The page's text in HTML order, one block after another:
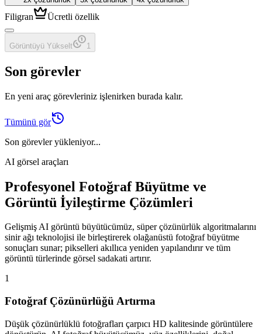
Filigran Ücretli özellik
Görüntüyü Yükselt 1
Son görevler
En yeni araç görevleriniz işlenirken burada kalır.
Tümünü gör
Son görevler yükleniyor...
AI görsel araçları
Profesyonel Fotoğraf Büyütme ve
Görüntü İyileştirme Çözümleri
Gelişmiş AI görüntü büyütücümüz, süper çözünürlük algoritmalarını
sinir ağı teknolojisi ile birleştirerek olağanüstü fotoğraf büyütme
sonuçları sunar; pikselleri akıllıca yeniden yapılandırır ve tüm
görüntü türlerinde görsel sadakati artırır.
1
Fotoğraf Çözünürlüğü Artırma
Düşük çözünürlüklü fotoğrafları çarpıcı HD kalitesinde görüntülere